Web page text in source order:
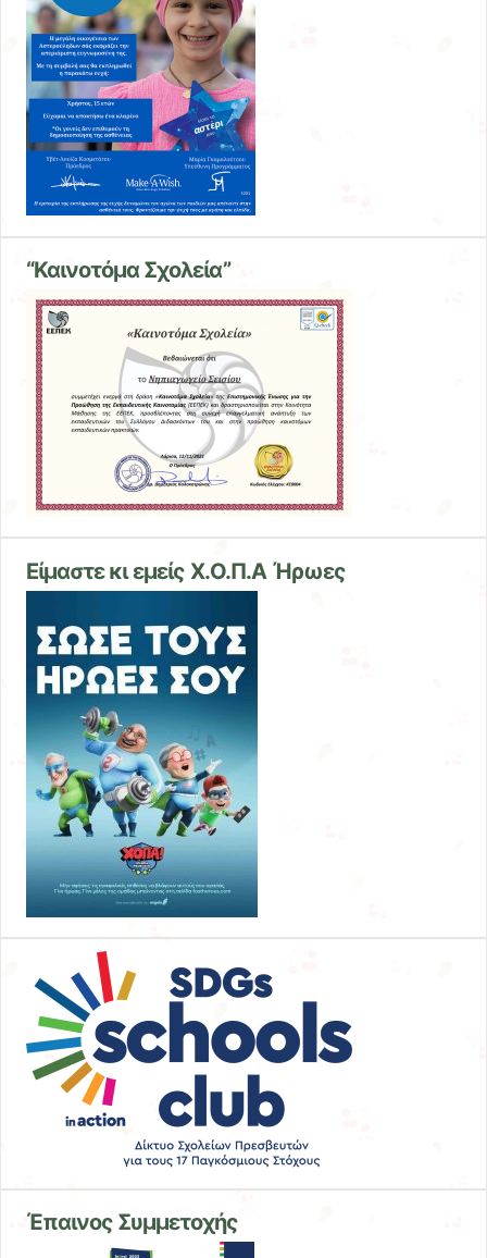
“Καινοτόμα Σχολεία”
Είμαστε κι εμείς X.O.Π.Α Ήρωες
Έπαινος Συμμετοχής